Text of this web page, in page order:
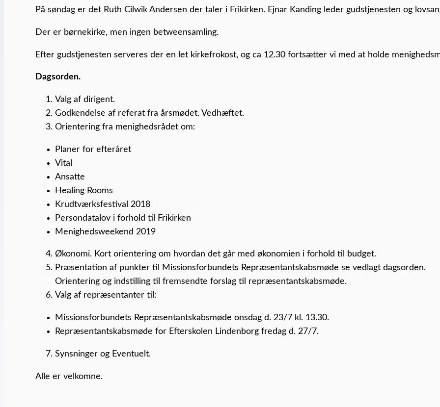
På søndag er det Ruth Cilwik Andersen der taler i Frikirken. Ejnar Kanding leder gudstjenesten og
Der er børnekirke, men ingen betweensamling.
Efter gudstjenesten serveres der en let kirkefrokost, og ca 12.30 fortsætter vi med at holde
Dagsorden.
Valg af dirigent.
Godkendelse af referat fra årsmødet. Vedhæftet.
Orientering fra menighedsrådet om:
Planer for efteråret
Vital
Ansatte
Healing Rooms
Krudtværksfestival 2018
Persondatalov i forhold til Frikirken
Menighedsweekend 2019
Økonomi. Kort orientering om hvordan det går med økonomien i forhold til budget.
Præsentation af punkter til Missionsforbundets Repræsentantskabsmøde se vedlagt dagsorden.
Orientering og indstilling til fremsendte forslag til repræsentantskabsmøde.
Valg af repræsentanter til:
Missionsforbundets Repræsentantskabsmøde onsdag d. 23/7 kl. 13.30.
Repræsentantskabsmøde for Efterskolen Lindenborg fredag d. 27/7.
Synsninger og Eventuelt.
Alle er velkomne.